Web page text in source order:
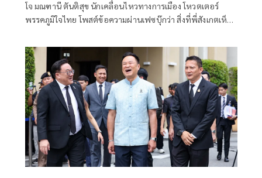
โจ มณฑานี ตันติสุข นักเคลื่อนไหวทางการเมือง โหวตเตอร์
พรรคภูมิใจไทย โพสต์ข้อความผ่านเฟซบุ๊กว่า สิ่งที่พี่สังเกตเห็น
ที่เป็นพรรคที่ทุกฝั่งลืมได้ไงเนี้ย